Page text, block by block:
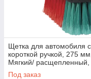
Щетка для автомобиля с
короткой ручкой, 275 мм,
Мягкий/ расщепленный,
черный цвет
Под заказ